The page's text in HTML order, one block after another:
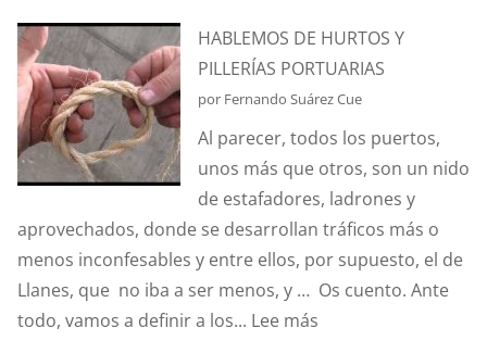
HABLEMOS DE HURTOS Y
PILLERÍAS PORTUARIAS
por Fernando Suárez Cue
Al parecer, todos los puertos,
unos más que otros, son un nido
de estafadores, ladrones y
aprovechados, donde se desarrollan tráficos más o
menos inconfesables y entre ellos, por supuesto, el de
Llanes, que no iba a ser menos, y … Os cuento. Ante
todo, vamos a definir a los... Lee más: